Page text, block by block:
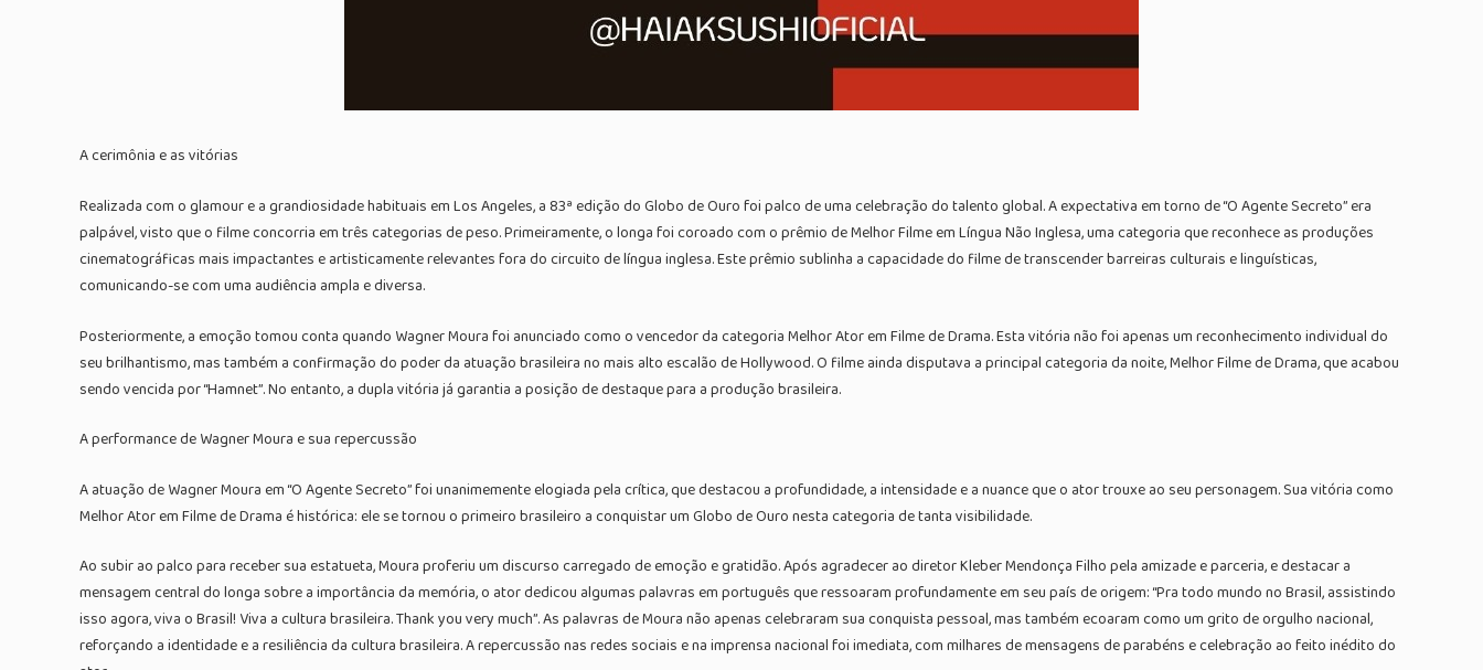
A cerimônia e as vitórias
Realizada com o glamour e a grandiosidade habituais em Los Angeles, a 83ª edição do Globo de Ouro foi palco de uma celebração do talento global. A expectativa em torno de “O Agente Secreto” era
palpável, visto que o filme concorria em três categorias de peso. Primeiramente, o longa foi coroado com o prêmio de Melhor Filme em Língua Não Inglesa, uma categoria que reconhece as produções
cinematográficas mais impactantes e artisticamente relevantes fora do circuito de língua inglesa. Este prêmio sublinha a capacidade do filme de transcender barreiras culturais e linguísticas,
comunicando-se com uma audiência ampla e diversa.
Posteriormente, a emoção tomou conta quando Wagner Moura foi anunciado como o vencedor da categoria Melhor Ator em Filme de Drama. Esta vitória não foi apenas um reconhecimento individual do
seu brilhantismo, mas também a confirmação do poder da atuação brasileira no mais alto escalão de Hollywood. O filme ainda disputava a principal categoria da noite, Melhor Filme de Drama, que acabou
sendo vencida por “Hamnet”. No entanto, a dupla vitória já garantia a posição de destaque para a produção brasileira.
A performance de Wagner Moura e sua repercussão
A atuação de Wagner Moura em “O Agente Secreto” foi unanimemente elogiada pela crítica, que destacou a profundidade, a intensidade e a nuance que o ator trouxe ao seu personagem. Sua vitória como
Melhor Ator em Filme de Drama é histórica: ele se tornou o primeiro brasileiro a conquistar um Globo de Ouro nesta categoria de tanta visibilidade.
Ao subir ao palco para receber sua estatueta, Moura proferiu um discurso carregado de emoção e gratidão. Após agradecer ao diretor Kleber Mendonça Filho pela amizade e parceria, e destacar a
mensagem central do longa sobre a importância da memória, o ator dedicou algumas palavras em português que ressoaram profundamente em seu país de origem: “Pra todo mundo no Brasil, assistindo
isso agora, viva o Brasil! Viva a cultura brasileira. Thank you very much”. As palavras de Moura não apenas celebraram sua conquista pessoal, mas também ecoaram como um grito de orgulho nacional,
reforçando a identidade e a resiliência da cultura brasileira. A repercussão nas redes sociais e na imprensa nacional foi imediata, com milhares de mensagens de parabéns e celebração ao feito inédito do